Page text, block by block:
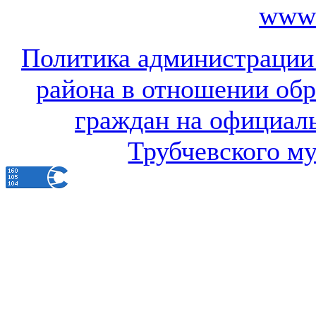
Политика
района в отношении
граждан на
Трубчевского